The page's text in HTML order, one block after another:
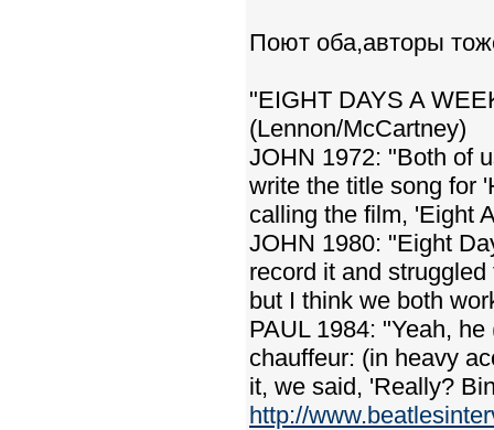
Поют оба,авторы
"EIGHT DAYS A
(Lennon/McCartney)
JOHN 1972: "Both of
write the title song for
calling the film, 'Eight
JOHN 1980: "Eight
record it and
but I think we both
PAUL 1984: "Yeah,
chauffeur: (in heavy
it, we said, 'Really?
http://